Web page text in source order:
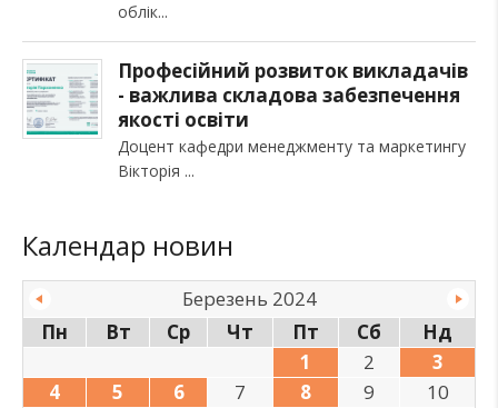
облік
Професійний розвиток викладачів
- важлива складова забезпечення
якості освіти
Доцент кафедри менеджменту та маркетингу
Вікторія
Календар новин
Березень 2024
Пн
Вт Ср Чт Пт Сб
Нд
1
2
3
4
5 6 7 8 9
10